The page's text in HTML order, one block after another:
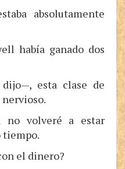
absolutamente
había ganado dos
esta clase de
nervioso.
no volveré a estar
tiempo.
el dinero?